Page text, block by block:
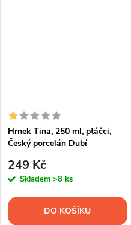
Hrnek Tina, 250 ml, ptáčci,
Český porcelán Dubí
249 Kč
Skladem >8 ks
DO KOŠÍKU